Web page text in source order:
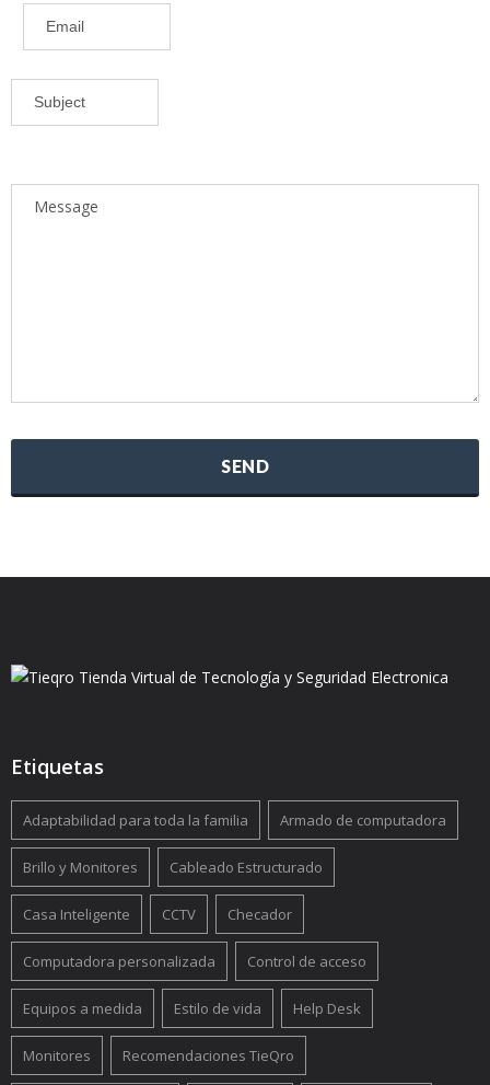
Etiquetas
Adaptabilidad para toda la familia Armado de computadora
Brillo y Monitores Cableado Estructurado
Casa Inteligente CCTV Checador
Computadora personalizada Control de acceso
Equipos a medida Estilo de vida Help Desk
Monitores Recomendaciones TieQro